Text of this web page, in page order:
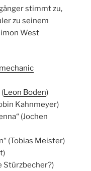
stimmt zu,
zu seinem
West
Leon Boden)
Kahnmeyer)
(Jochen
(Tobias Meister)
Stürzbecher?)